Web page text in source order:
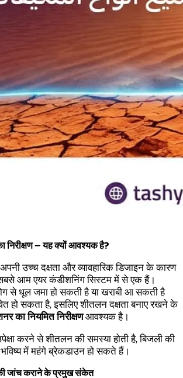
निरीक्षण – यह क्यों आवश्यक है?
उच्च दक्षता और व्यावहारिक डिजाइन के कारण
सबसे आम एयर कंडीशनिंग सिस्टम में से एक हैं।
से धूल जमा हो सकती है या खराबी आ सकती है
हो सकता है, इसलिए शीतलन दक्षता बनाए रखने के
का नियमित निरीक्षणआवश्यक है।
करने से शीतलन की समस्या होती है, बिजली की
में महंगे ब्रेकडाउन हो सकते हैं।
जांच कराने के प्रमुख संकेत